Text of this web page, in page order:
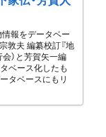
報をデータベー
敦夫 編纂校訂『地
会）と芳賀矢一編
ベース化したも
タベースにもリ